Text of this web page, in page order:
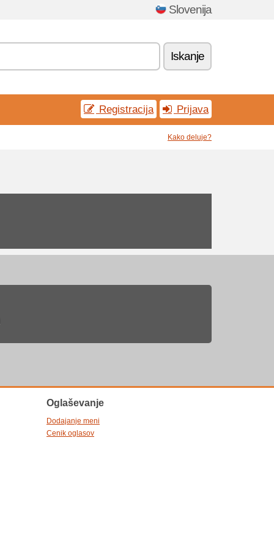
Slovenija
Iskanje
Registracija Prijava
Kako deluje?
Oglaševanje
Dodajanje meni
Cenik oglasov